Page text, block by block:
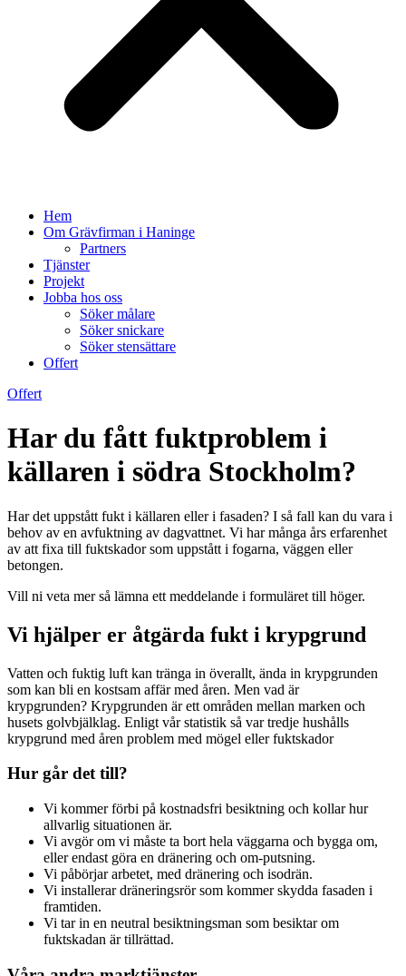
Hem
Om Grävfirman i Haninge
Partners
Tjänster
Projekt
Jobba hos oss
Söker målare
Söker snickare
Söker stensättare
Offert
Offert
Har du fått fuktproblem i
källaren i södra Stockholm?
Har det uppstått fukt i källaren eller i fasaden? I så fall kan du vara i
behov av en avfuktning av dagvattnet. Vi har många års erfarenhet
av att fixa till fuktskador som uppstått i fogarna, väggen eller
betongen.
Vill ni veta mer så lämna ett meddelande i formuläret till höger.
Vi hjälper er åtgärda fukt i krypgrund
Vatten och fuktig luft kan tränga in överallt, ända in krypgrunden
som kan bli en kostsam affär med åren. Men vad är
krypgrunden? Krypgrunden är ett områden mellan marken och
husets golvbjälklag. Enligt vår statistik så var tredje hushålls
krypgrund med åren problem med mögel eller fuktskador
Hur går det till?
Vi kommer förbi på kostnadsfri besiktning och kollar hur
allvarlig situationen är.
Vi avgör om vi måste ta bort hela väggarna och bygga om,
eller endast göra en dränering och om-putsning.
Vi påbörjar arbetet, med dränering och isodrän.
Vi installerar dräneringsrör som kommer skydda fasaden i
framtiden.
Vi tar in en neutral besiktningsman som besiktar om
fuktskadan är tillrättad.